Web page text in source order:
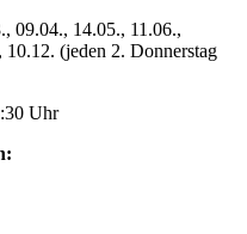
09.04., 14.05., 11.06.,
(jeden 2. Donnerstag
Uhr